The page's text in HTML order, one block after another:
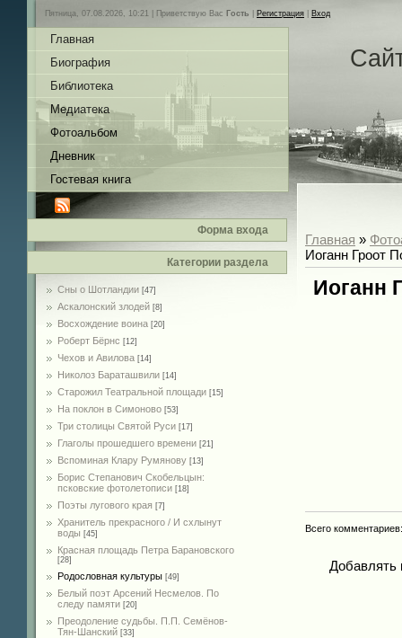
Пятница, 07.08.2026, 10:21 | Приветствую Вас Гость Регистрация Вход
Главная
Биография
Библиотека
Медиатека
Фотоальбом
Дневник
Гостевая книга
Форма входа
Категории раздела
Сны о Шотландии [47]
Аскалонский злодей [8]
Восхождение воина [20]
Роберт Бёрнс [12]
Чехов и Авилова [14]
Николоз Бараташвили [14]
Cтарожил Театральной площади [15]
На поклон в Симоново [53]
Три столицы Святой Руси [17]
Глаголы прошедшего времени [21]
Вспоминая Клару Румянову [13]
Борис Степанович Скобельцын:
псковские фотолетописи [18]
Поэты лугового края [7]
Хранитель прекрасного / И схлынут
воды [45]
Красная площадь Петра Барановского
[28]
Родословная культуры [49]
Белый поэт Арсений Несмелов. По
следу памяти [20]
Преодоление судьбы. П.П. Семёнов-
Тян-Шанский [33]
Главная »
Иоганн Гроот
Иоганн
Всего комментариев
Добавлять